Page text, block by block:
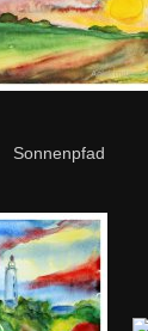
Sonnenpfad